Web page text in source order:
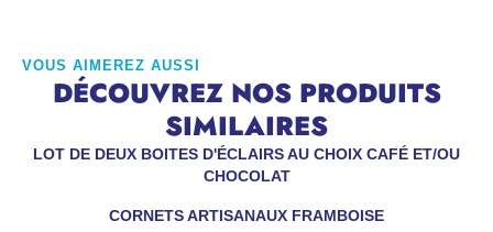
VOUS AIMEREZ AUSSI
DÉCOUVREZ NOS PRODUITS
SIMILAIRES
LOT DE DEUX BOITES D'ÉCLAIRS AU CHOIX CAFÉ ET/OU
CHOCOLAT
CORNETS ARTISANAUX FRAMBOISE